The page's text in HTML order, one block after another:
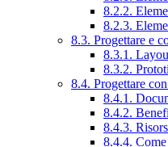
8.2.2.
8.2.3.
8.3. Progettare e
8.3.1.
8.3.2.
8.4. Progettare
8.4.1.
8.4.2.
8.4.3.
8.4.4.